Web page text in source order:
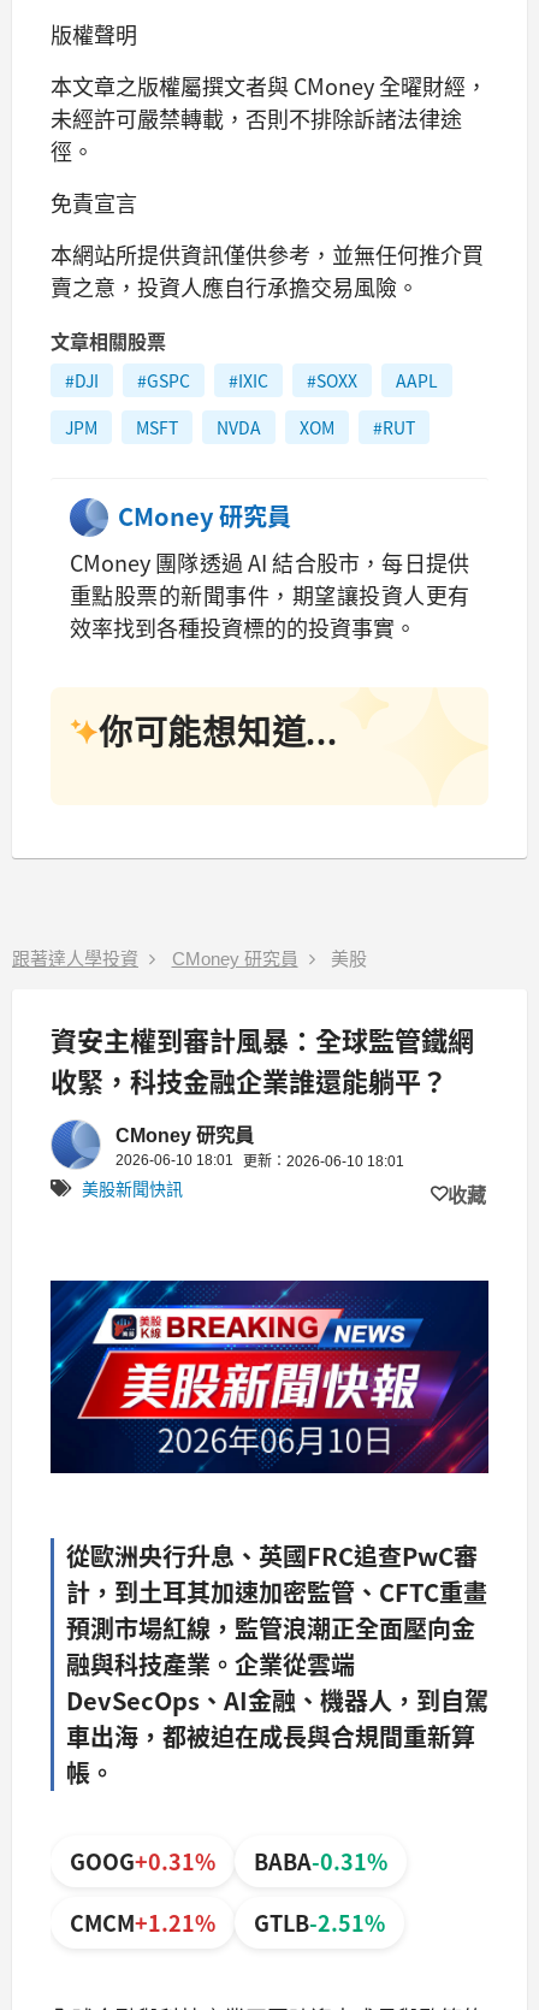
版權聲明
本文章之版權屬撰文者與 CMoney 全曜財經，
未經許可嚴禁轉載，否則不排除訴諸法律途
徑。
免責宣言
本網站所提供資訊僅供參考，並無任何推介買
賣之意，投資人應自行承擔交易風險。
文章相關股票
#DJI #GSPC #IXIC #SOXX
AAPL
JPM
MSFT NVDA XOM #RUT
CMoney 研究員
CMoney 團隊透過 AI 結合股市，每日提供
重點股票的新聞事件，期望讓投資人更有
效率找到各種投資標的的投資事實。
你可能想知道...
跟著達人學投資 CMoney 研究員 美股
資安主權到審計風暴：全球監管鐵網
收緊，科技金融企業誰還能躺平？
CMoney 研究員
2026-06-10 18:01 更新：2026-06-10 18:01
美股新聞快訊 收藏
從歐洲央行升息、英國FRC追查PwC審
計，到土耳其加速加密監管、CFTC重畫
預測市場紅線，監管浪潮正全面壓向金
融與科技產業。企業從雲端
DevSecOps、AI金融、機器人，到自駕
車出海，都被迫在成長與合規間重新算
帳。
GOOG+0.31% BABA-0.31%
CMCM+1.21% GTLB-2.51%